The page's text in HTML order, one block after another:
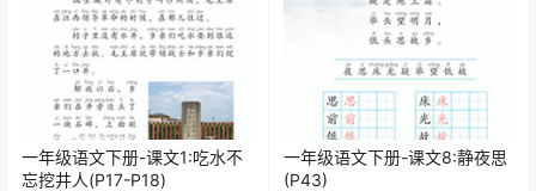
一年级语文下册-课文1:吃水不
忘挖井人(P17-P18)
一年级语文下册-课文8:静夜思
(P43)